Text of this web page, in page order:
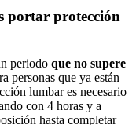
portar protección
periodo que no supere
personas que ya están
lumbar es necesario
con 4 horas y a
hasta completar